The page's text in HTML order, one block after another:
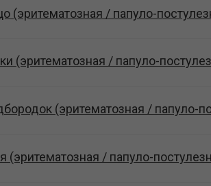
(эритематозная / папуло-
(эритематозная / папуло-
(эритематозная / папуло-
(эритематозная / папуло-